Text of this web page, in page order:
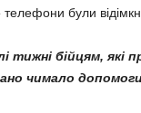
були
тижні бійцям, які
чи­ма­ло